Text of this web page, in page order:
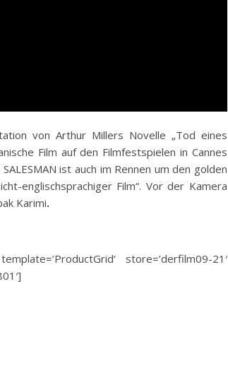
von Arthur Millers Novelle „Tod eines
Film auf den Filmfestspielen in Cannes
ist auch im Rennen um den golden
englischsprachiger Film“. Vor der Kamera
Karimi.
store=’derfilm09-21′